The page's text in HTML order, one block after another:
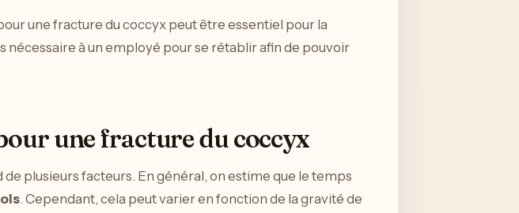
une fracture du coccyx peut être essentiel pour la
à un employé pour se rétablir afin de pouvoir
une fracture du coccyx
plusieurs facteurs. En général, on estime que le temps
. Cependant, cela peut varier en fonction de la gravité de